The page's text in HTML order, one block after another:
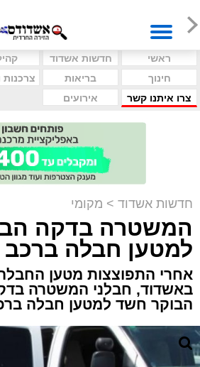
ראשי חדשות אשדוד
חינוך
בריאות צרכנות
צרו איתנו קשר
אירועים
חדשות אשדוד > מקומי
המשטרה בדקה
למטען חבלה
אחרי התפוצצות מטען
באשדוד, חבלני המשטרה
הבוקר חשד למטען חבלה